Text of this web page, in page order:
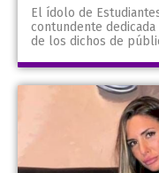
El ídolo de
contundente
de los dichos de